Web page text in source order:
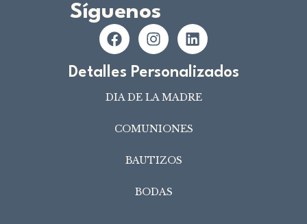
Síguenos
Detalles Personalizados
DIA DE LA MADRE
COMUNIONES
BAUTIZOS
BODAS